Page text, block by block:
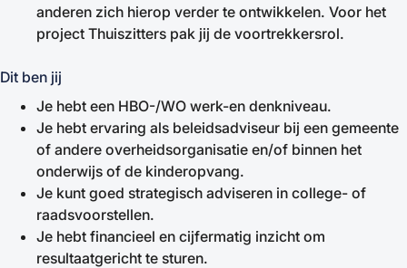
anderen zich hierop verder te ontwikkelen. Voor het
project Thuiszitters pak jij de voortrekkersrol.
Dit ben jij
Je hebt een HBO-/WO werk-en denkniveau.
Je hebt ervaring als beleidsadviseur bij een gemeente
of andere overheidsorganisatie en/of binnen het
onderwijs of de kinderopvang.
Je kunt goed strategisch adviseren in college- of
raadsvoorstellen.
Je hebt financieel en cijfermatig inzicht om
resultaatgericht te sturen.